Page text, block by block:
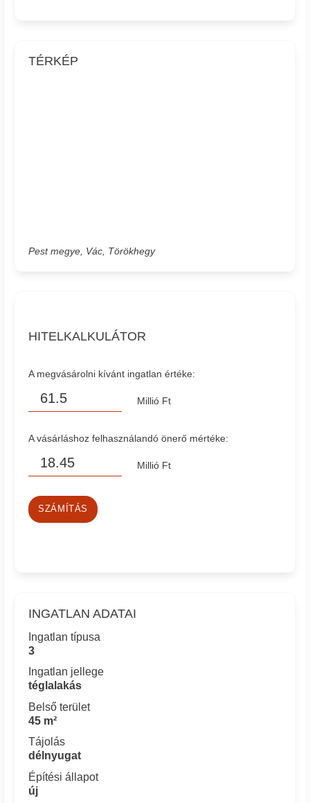
TÉRKÉP
Pest megye, Vác, Törökhegy
HITELKALKULÁTOR
A megvásárolni kívánt ingatlan értéke:
Millió Ft
A vásárláshoz felhasználandó önerő mértéke:
Millió Ft
SZÁMÍTÁS
INGATLAN ADATAI
Ingatlan típusa
3
Ingatlan jellege
téglalakás
Belső terület
45 m²
Tájolás
délnyugat
Építési állapot
új